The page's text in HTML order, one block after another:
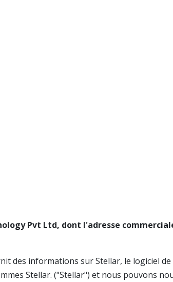
Pvt Ltd, dont l'adresse
des informations sur Stellar, le logiciel
Stellar. ("Stellar") et nous pouvons